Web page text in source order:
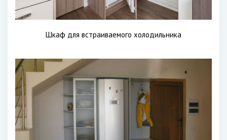
Шкаф для встраиваемого холодильника